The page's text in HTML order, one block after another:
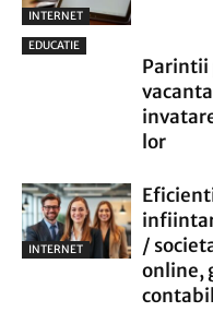
INTERNET
EDUCATIE
Parintii
lor
INTERNET
/
online,